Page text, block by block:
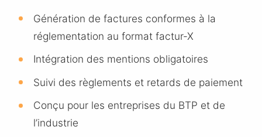
Génération de factures conformes à la
réglementation au format factur-X
Intégration des mentions obligatoires
Suivi des règlements et retards de paiement
Conçu pour les entreprises du BTP et de
l’industrie